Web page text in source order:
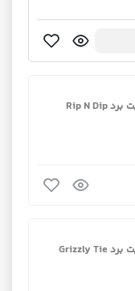
گریپ تیپ حرفه ای اسکیت برد Rip N Dip
گریپ تیپ حرفه ای اسکیت برد Grizzly Tie